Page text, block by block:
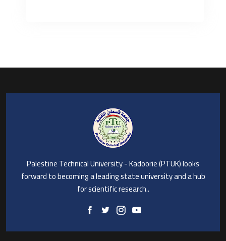
Palestine Technical University - Kadoorie (PTUK) looks
forward to becoming a leading state university and a hub
for scientific research..